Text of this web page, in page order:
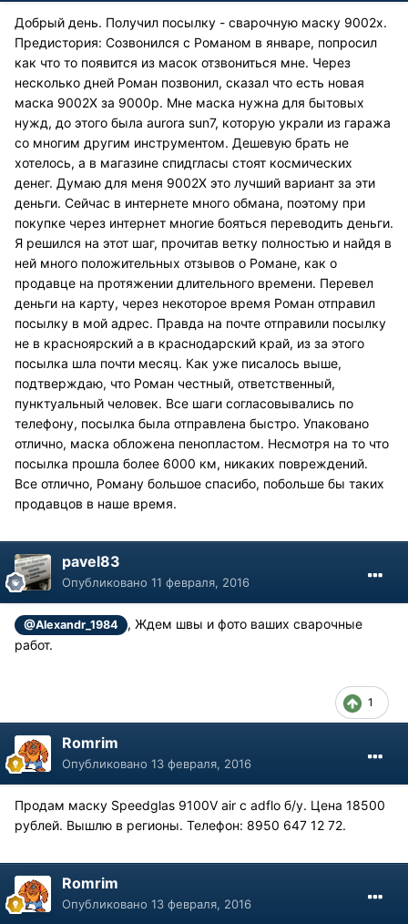
Добрый день. Получил посылку - сварочную маску 9002х.
Предистория: Созвонился с Романом в январе, попросил
как что то появится из масок отзвониться мне. Через
несколько дней Роман позвонил, сказал что есть новая
маска 9002Х за 9000р. Мне маска нужна для бытовых
нужд, до этого была aurora sun7, которую украли из гаража
со многим другим инструментом. Дешевую брать не
хотелось, а в магазине спидгласы стоят космических
денег. Думаю для меня 9002Х это лучший вариант за эти
деньги. Сейчас в интернете много обмана, поэтому при
покупке через интернет многие бояться переводить деньги.
Я решился на этот шаг, прочитав ветку полностью и найдя в
ней много положительных отзывов о Романе, как о
продавце на протяжении длительного времени. Перевел
деньги на карту, через некоторое время Роман отправил
посылку в мой адрес. Правда на почте отправили посылку
не в красноярский а в краснодарский край, из за этого
посылка шла почти месяц. Как уже писалось выше,
подтверждаю, что Роман честный, ответственный,
пунктуальный человек. Все шаги согласовывались по
телефону, посылка была отправлена быстро. Упаковано
отлично, маска обложена пенопластом. Несмотря на то что
посылка прошла более 6000 км, никаких повреждений.
Все отлично, Роману большое спасибо, побольше бы таких
продавцов в наше время.
pavel83
Опубликовано 11 февраля, 2016
@Alexandr_1984
, Ждем швы и фото ваших сварочные
работ.
1
Romrim
Опубликовано 13 февраля, 2016
Продам маску Speedglas 9100V air с adflo б/у. Цена 18500
рублей. Вышлю в регионы. Телефон: 8950 647 12 72.
Romrim
Опубликовано 13 февраля, 2016